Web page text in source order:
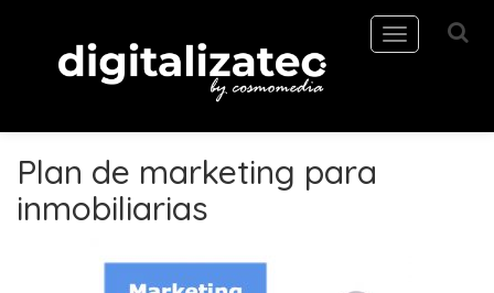
Toggle
navigation
Plan de marketing para
inmobiliarias